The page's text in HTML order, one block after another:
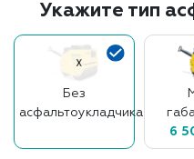
Укажите тип
Без
асфальтоукладчика
6